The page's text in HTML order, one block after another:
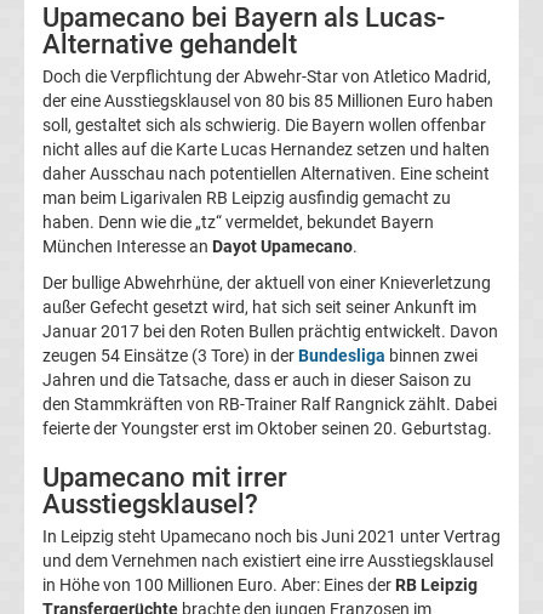
Liga
Serie
A
Türk.
Süper
Lig
Internat.
Fußball
UEFA
Youth
Upamecano bei Bayern als Lucas-
Alternative gehandelt
Doch die Verpflichtung der Abwehr-Star von Atletico Madrid,
der eine Ausstiegsklausel von 80 bis 85 Millionen Euro haben
soll, gestaltet sich als schwierig. Die Bayern wollen offenbar
nicht alles auf die Karte Lucas Hernandez setzen und halten
daher Ausschau nach potentiellen Alternativen. Eine scheint
man beim Ligarivalen RB Leipzig ausfindig gemacht zu
haben. Denn wie die „tz“ vermeldet, bekundet Bayern
München Interesse an Dayot Upamecano.
Der bullige Abwehrhüne, der aktuell von einer Knieverletzung
außer Gefecht gesetzt wird, hat sich seit seiner Ankunft im
Januar 2017 bei den Roten Bullen prächtig entwickelt. Davon
zeugen 54 Einsätze (3 Tore) in derBundesliga binnen zwei
Jahren und die Tatsache, dass er auch in dieser Saison zu
den Stammkräften von RB-Trainer Ralf Rangnick zählt. Dabei
feierte der Youngster erst im Oktober seinen 20. Geburtstag.
Upamecano mit irrer
Ausstiegsklausel?
In Leipzig steht Upamecano noch bis Juni 2021 unter Vertrag
und dem Vernehmen nach existiert eine irre Ausstiegsklausel
in Höhe von 100 Millionen Euro. Aber: Eines der RB Leipzig
Transfergerüchte brachte den jungen Franzosen im